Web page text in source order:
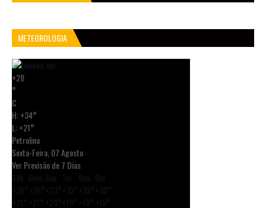
METEOROLOGIA
+28
°
C
H:+34°
L:+21°
Petrolina
Sexta-Feira, 07 Agosto
Ver Previsão de 7 Dias